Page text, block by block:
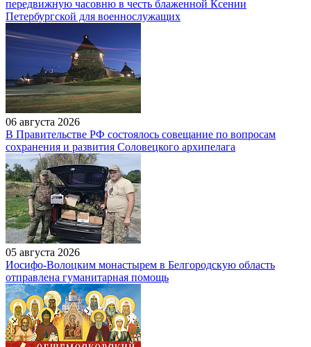
передвижную часовню в честь блаженной Ксении
Петербургской для военнослужащих
06 августа 2026
В Правительстве РФ состоялось совещание по вопросам
сохранения и развития Соловецкого архипелага
05 августа 2026
Иосифо-Волоцким монастырем в Белгородскую область
отправлена гуманитарная помощь